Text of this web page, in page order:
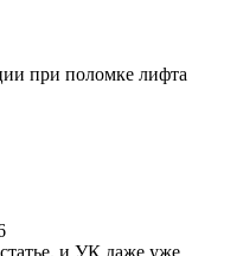
при поломке лифта
и УК даже уже